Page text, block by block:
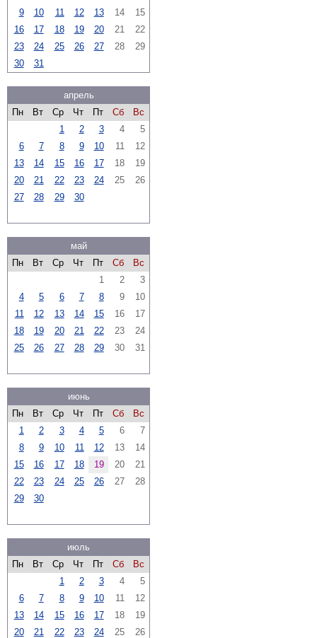
9
10 11 12 13 14
15
16
17 18 19 20 21
22
23
24 25 26 27 28
29
30
31
апрель
Пн
Вт Ср Чт Пт Сб
Вс
1
2 3 4
5
6
7 8 9 10 11
12
13
14 15 16 17 18
19
20
21 22 23 24 25
26
27
28 29 30
май
Пн
Вт Ср Чт Пт Сб
Вс
1
2
3
4
5 6 7 8 9
10
11
12 13 14 15 16
17
18
19 20 21 22 23
24
25
26 27 28 29 30 31
июнь
Пн
Вт Ср Чт Пт Сб
Вс
1
2 3 4 5 6
7
8
9 10 11 12 13
14
15
16 17 18 19 20
21
22
23 24 25 26 27
28
29
30
июль
Пн
Вт Ср Чт Пт Сб
Вс
1
2 3 4
5
6
7 8 9 10 11
12
13
14 15 16 17 18
19
20
21 22 23 24 25
26